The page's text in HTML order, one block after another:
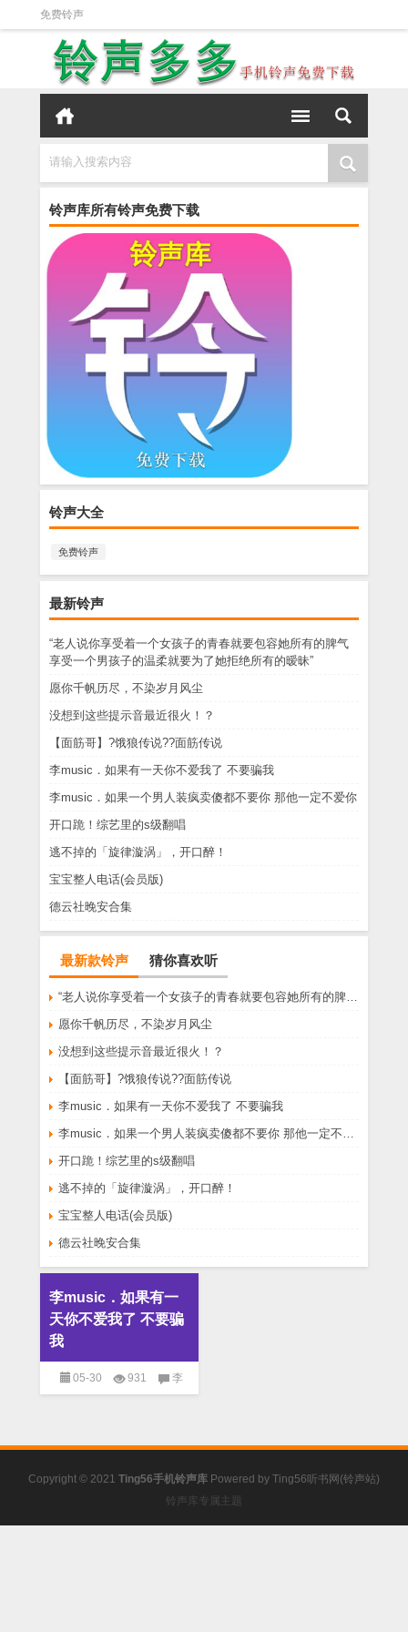
免费铃声
请输入搜索内容
铃声库所有铃声免费下载
铃声大全
免费铃声
最新铃声
“老人说你享受着一个女孩子的青春就要包容她所有的脾气
享受一个男孩子的温柔就要为了她拒绝所有的暧昧”
愿你千帆历尽，不染岁月风尘
没想到这些提示音最近很火！？
【面筋哥】?饿狼传说??面筋传说
李music．如果有一天你不爱我了 不要骗我
李music．如果一个男人装疯卖傻都不要你 那他一定不爱你
开口跪！综艺里的s级翻唱
逃不掉的「旋律漩涡」，开口醉！
宝宝整人电话(会员版)
德云社晚安合集
最新款铃声 猜你喜欢听
“老人说你享受着一个女孩子的青春就要包容她所有的脾气享受一个男孩子的温柔就要为了她拒绝所有的暧昧”
愿你千帆历尽，不染岁月风尘
没想到这些提示音最近很火！？
【面筋哥】?饿狼传说??面筋传说
李music．如果有一天你不爱我了 不要骗我
李music．如果一个男人装疯卖傻都不要你 那他一定不爱你
开口跪！综艺里的s级翻唱
逃不掉的「旋律漩涡」，开口醉！
宝宝整人电话(会员版)
德云社晚安合集
李music．如果有一
天你不爱我了 不要骗
我
05-30 931 李
Copyright © 2021 Ting56手机铃声库 Powered by Ting56听书网(铃声站)
铃声库专属主题